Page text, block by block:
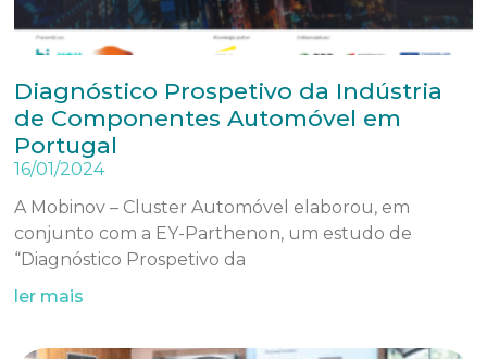
Diagnóstico Prospetivo da Indústria
de Componentes Automóvel em
Portugal
16/01/2024
A Mobinov – Cluster Automóvel elaborou, em
conjunto com a EY-Parthenon, um estudo de
“Diagnóstico Prospetivo da
ler mais